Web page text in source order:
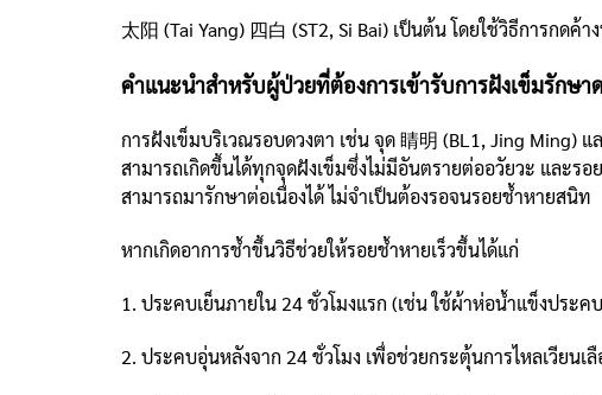
太阳 (Tai Yang) 四白 (ST2, Si Bai) เป็นต้น โดยใช้วิธีการก
คำแนะนำสำหรับผู้ป่วยที่ต้องการเข้ารับการฝังเข็มรักษา
การฝังเข็มบริเวณรอบดวงตา เช่น จุด 睛明 (BL1, Jing Ming)
สามารถเกิดขึ้นได้ทุกจุดฝังเข็มซึ่งไม่มีอันตรายต่ออวัยวะ และร
สามารถมารักษาต่อเนื่องได้ ไม่จำเป็นต้องรอจนรอยช้ำหายสนิท
หากเกิดอาการช้ำขึ้นวิธีช่วยให้รอยช้ำหายเร็วขึ้นได้แก่
1. ประคบเย็นภายใน 24 ชั่วโมงแรก (เช่น ใช้ผ้าห่อน้ำแข็งประ
2. ประคบอุ่นหลังจาก 24 ชั่วโมง เพื่อช่วยกระตุ้นการไหลเวียนเ